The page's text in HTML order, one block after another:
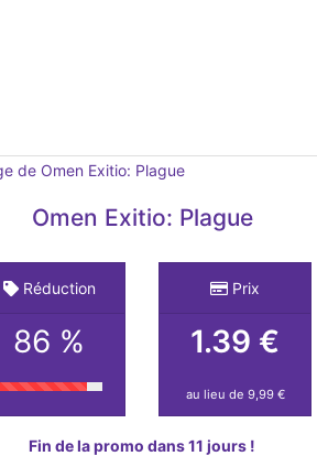
Omen Exitio: Plague
Réduction
86 %
Prix
1.39 €
au lieu de 9,99 €
Fin de la promo dans 11 jours !